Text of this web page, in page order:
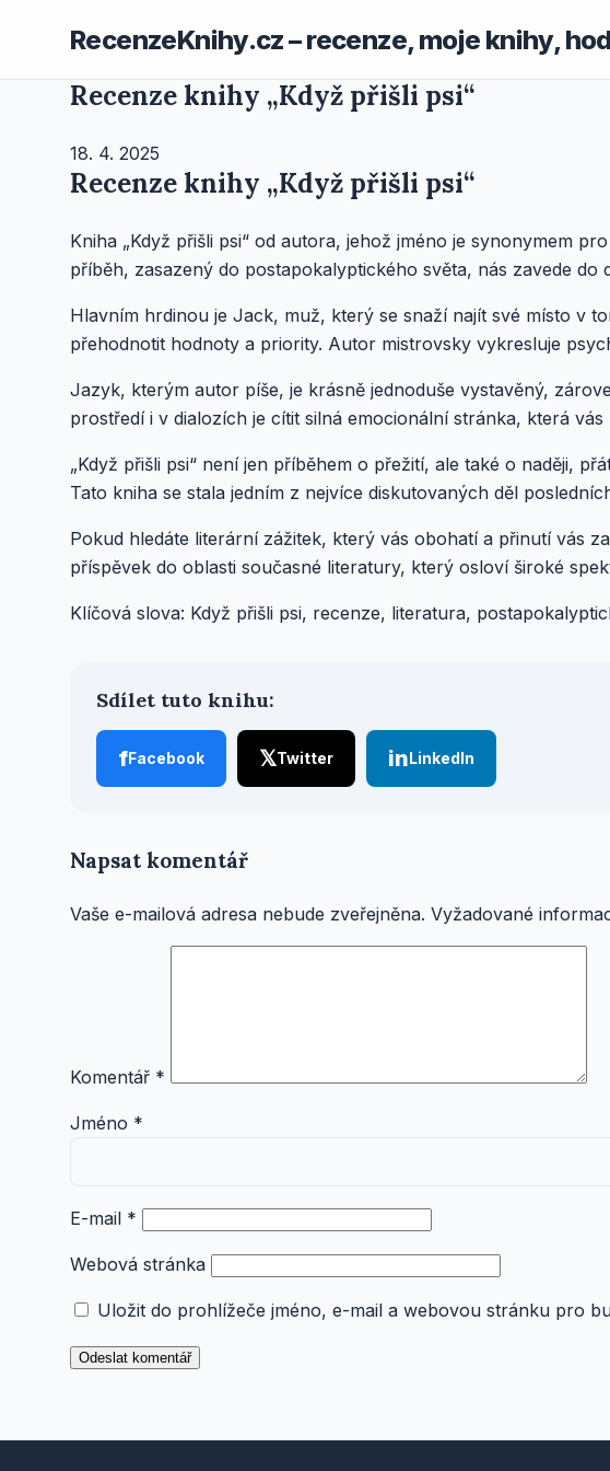
RecenzeKnihy.cz – recenze, moje knihy,
Recenze knihy „Když přišli psi“
18. 4. 2025
Recenze knihy „Když přišli psi“
Kniha „Když přišli psi“ od autora, jehož jméno je synonymem
příběh, zasazený do postapokalyptického světa, nás zavede
Hlavním hrdinou je Jack, muž, který se snaží najít své místo v
přehodnotit hodnoty a priority. Autor mistrovsky vykresluje
Jazyk, kterým autor píše, je krásně jednoduše vystavěný,
prostředí i v dialozích je cítit silná emocionální stránka, která
„Když přišli psi“ není jen příběhem o přežití, ale také o naději,
Tato kniha se stala jedním z nejvíce diskutovaných děl
Pokud hledáte literární zážitek, který vás obohatí a přinutí vás
příspěvek do oblasti současné literatury, který osloví široké
Klíčová slova: Když přišli psi, recenze, literatura,
Sdílet tuto knihu:
fFacebook 𝕏Twitter inLinkedIn
Napsat komentář
Vaše e-mailová adresa nebude zveřejněna. Vyžadované
Komentář *
Jméno *
E-mail *
Webová stránka
Uložit do prohlížeče jméno, e-mail a webovou stránku pro